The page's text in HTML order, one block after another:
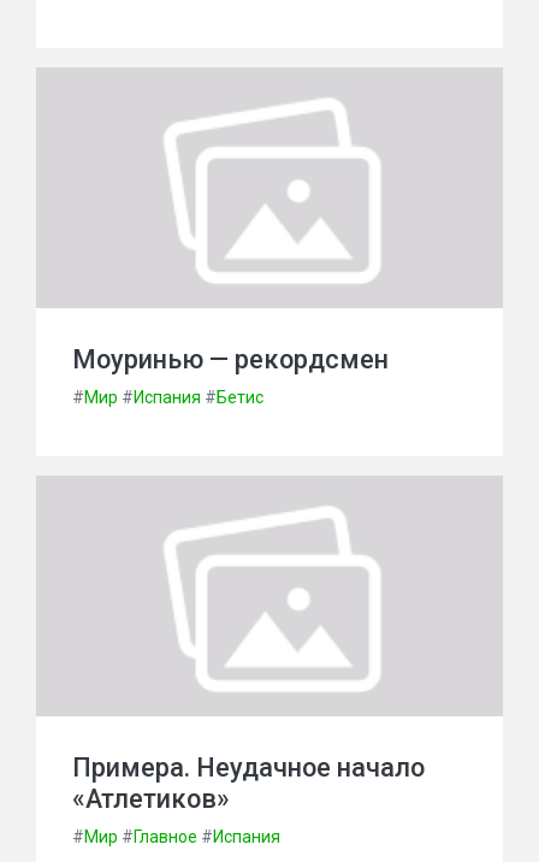
Моуринью — рекордсмен
#Мир #Испания #Бетис
Примера. Неудачное начало
«Атлетиков»
#Мир #Главное #Испания